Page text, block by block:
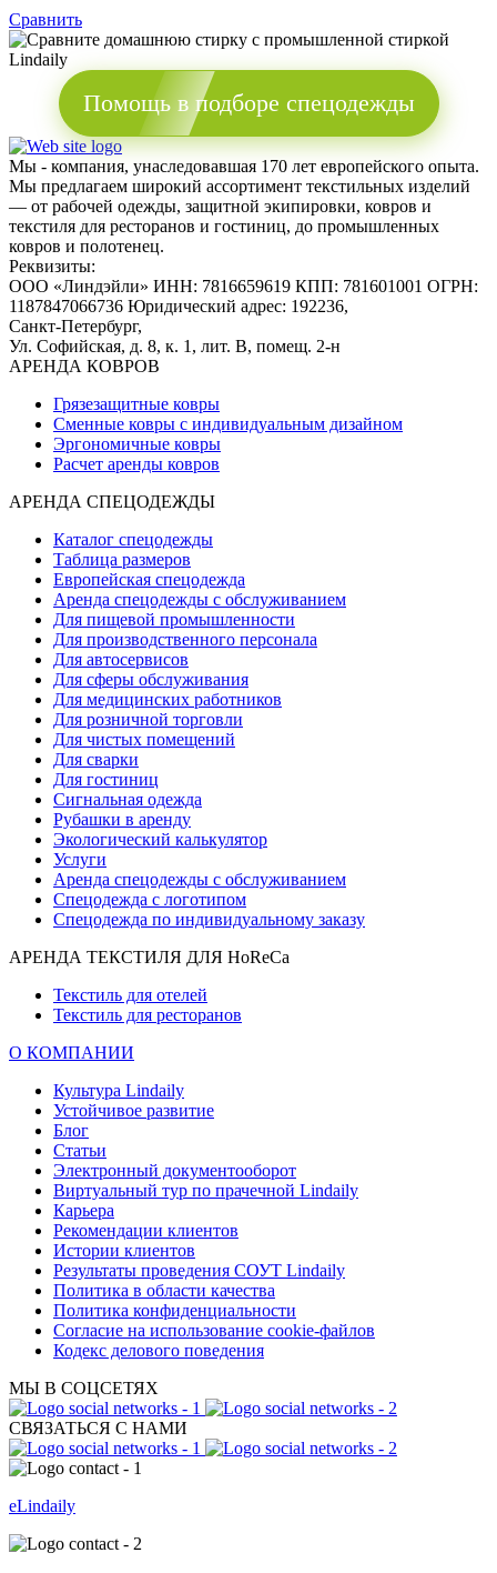
Сравнить
Помощь в подборе спецодежды
Мы - компания, унаследовавшая 170 лет европейского опыта.
Мы предлагаем широкий ассортимент текстильных изделий
— от рабочей одежды, защитной экипировки, ковров и
текстиля для ресторанов и гостиниц, до промышленных
ковров и полотенец.
Реквизиты:
ООО «Линдэйли» ИНН: 7816659619 КПП: 781601001 ОГРН:
1187847066736 Юридический адрес: 192236,
Санкт-Петербург,
Ул. Софийская, д. 8, к. 1, лит. В, помещ. 2-н
АРЕНДА КОВРОВ
Грязезащитные ковры
Сменные ковры с индивидуальным дизайном
Эргономичные ковры
Расчет аренды ковров
АРЕНДА СПЕЦОДЕЖДЫ
Каталог спецодежды
Таблица размеров
Европейская спецодежда
Аренда спецодежды с обслуживанием
Для пищевой промышленности
Для производственного персонала
Для автосервисов
Для сферы обслуживания
Для медицинских работников
Для розничной торговли
Для чистых помещений
Для сварки
Для гостиниц
Сигнальная одежда
Рубашки в аренду
Экологический калькулятор
Услуги
Аренда спецодежды с обслуживанием
Спецодежда с логотипом
Спецодежда по индивидуальному заказу
АРЕНДА ТЕКСТИЛЯ ДЛЯ HoReCa
Текстиль для отелей
Текстиль для ресторанов
О КОМПАНИИ
Культура Lindaily
Устойчивое развитие
Блог
Статьи
Электронный документооборот
Виртуальный тур по прачечной Lindaily
Карьера
Рекомендации клиентов
Истории клиентов
Результаты проведения СОУТ Lindaily
Политика в области качества
Политика конфиденциальности
Согласие на использование cookie-файлов
Кодекс делового поведения
МЫ В СОЦСЕТЯХ
СВЯЗАТЬСЯ С НАМИ
eLindaily